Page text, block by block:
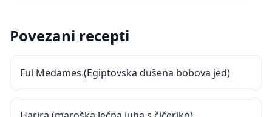
Povezani recepti
Ful Medames (Egiptovska dušena bobova jed)